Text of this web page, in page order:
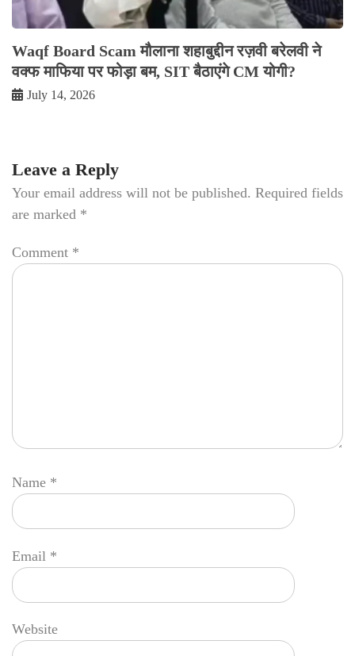
Waqf Board Scam मौलाना शहाबुद्दीन रज़वी बरेलवी ने
वक्फ माफिया पर फोड़ा बम, SIT बैठाएंगे CM योगी?
July 14, 2026
Leave a Reply
Your email address will not be published. Required fields
are marked *
Comment *
Name *
Email *
Website